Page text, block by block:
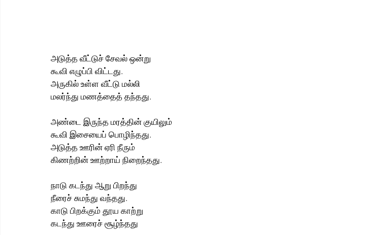
அடுத்த வீட்டுச் சேவல் ஒன்று
கூவி எழுப்பி விட்டது.
அருகில் உள்ள வீட்டு மல்லி
மலர்ந்து மணத்தைத் தந்தது.
அண்டை இருந்த மரத்தின் குயிலும்
கூவி இசையைப் பொழிந்தது.
அடுத்த ஊரின் ஏரி நீரும்
கிணற்றின் ஊற்றாய் நிறைந்தது.
நாடு கடந்து ஆறு பிறந்து
நீரைச் சுமந்து வந்தது.
காடு பிறக்கும் தூய காற்று
கடந்து ஊரைச் சூழ்ந்தது